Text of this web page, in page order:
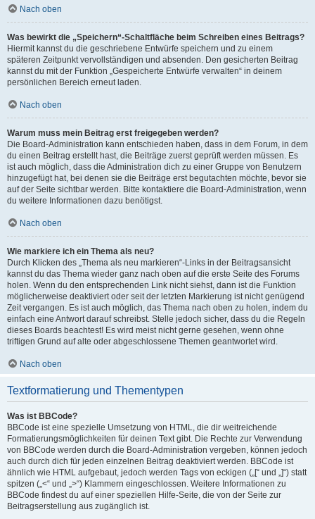
Nach oben
Was bewirkt die „Speichern“-Schaltfläche beim Schreiben eines Beitrags?
Hiermit kannst du die geschriebene Entwürfe speichern und zu einem
späteren Zeitpunkt vervollständigen und absenden. Den gesicherten Beitrag
kannst du mit der Funktion „Gespeicherte Entwürfe verwalten“ in deinem
persönlichen Bereich erneut laden.
Nach oben
Warum muss mein Beitrag erst freigegeben werden?
Die Board-Administration kann entschieden haben, dass in dem Forum, in dem
du einen Beitrag erstellt hast, die Beiträge zuerst geprüft werden müssen. Es
ist auch möglich, dass die Administration dich zu einer Gruppe von Benutzern
hinzugefügt hat, bei denen sie die Beiträge erst begutachten möchte, bevor sie
auf der Seite sichtbar werden. Bitte kontaktiere die Board-Administration, wenn
du weitere Informationen dazu benötigst.
Nach oben
Wie markiere ich ein Thema als neu?
Durch Klicken des „Thema als neu markieren“-Links in der Beitragsansicht
kannst du das Thema wieder ganz nach oben auf die erste Seite des Forums
holen. Wenn du den entsprechenden Link nicht siehst, dann ist die Funktion
möglicherweise deaktiviert oder seit der letzten Markierung ist nicht genügend
Zeit vergangen. Es ist auch möglich, das Thema nach oben zu holen, indem du
einfach eine Antwort darauf schreibst. Stelle jedoch sicher, dass du die Regeln
dieses Boards beachtest! Es wird meist nicht gerne gesehen, wenn ohne
triftigen Grund auf alte oder abgeschlossene Themen geantwortet wird.
Nach oben
Textformatierung und Thementypen
Was ist BBCode?
BBCode ist eine spezielle Umsetzung von HTML, die dir weitreichende
Formatierungsmöglichkeiten für deinen Text gibt. Die Rechte zur Verwendung
von BBCode werden durch die Board-Administration vergeben, können jedoch
auch durch dich für jeden einzelnen Beitrag deaktiviert werden. BBCode ist
ähnlich wie HTML aufgebaut, jedoch werden Tags von eckigen („[“ und „]“) statt
spitzen („<“ und „>“) Klammern eingeschlossen. Weitere Informationen zu
BBCode findest du auf einer speziellen Hilfe-Seite, die von der Seite zur
Beitragserstellung aus zugänglich ist.